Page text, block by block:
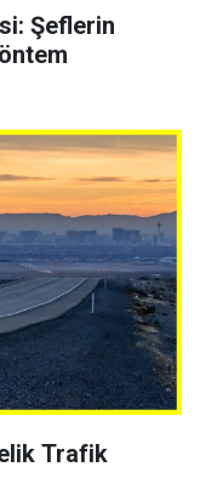
Şeflerin
Trafik